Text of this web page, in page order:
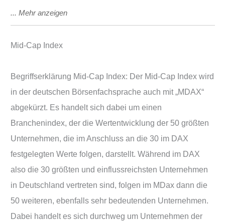
Mid-Cap Index
Begriffserklärung Mid-Cap Index: Der Mid-Cap Index wird
in der deutschen Börsenfachsprache auch mit „MDAX“
abgekürzt. Es handelt sich dabei um einen
Branchenindex, der die Wertentwicklung der 50 größten
Unternehmen, die im Anschluss an die 30 im DAX
festgelegten Werte folgen, darstellt. Während im DAX
also die 30 größten und einflussreichsten Unternehmen
in Deutschland vertreten sind, folgen im MDax dann die
50 weiteren, ebenfalls sehr bedeutenden Unternehmen.
Dabei handelt es sich durchweg um Unternehmen der